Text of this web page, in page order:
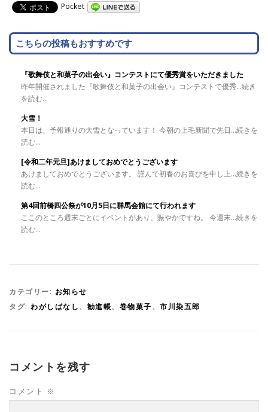
Pocket
こちらの投稿もおすすめです
『歌舞伎と和菓子の出会い』コンテストにて優秀賞をいただきました
昨年開催されました『歌舞伎と和菓子の出会い』コンテストで優秀...続き
を読む...
大雪！
本日は、予報通りの大雪となっています！ 今朝の上毛新聞で先日...続きを
読む...
[令和二年元旦]あけましておめでとうございます
あけましておめでとうございます。 謹んで初春のお喜びを申し上...続きを
読む...
第4回前橋四公祭が10月5日に群馬会館にて行われます
ここのところ週末ごとにイベントがあり、賑やかですね。 今週末...続きを
読む...
カテゴリー: お知らせ
タグ: わがしばなし、 勧進帳、 巻物菓子、 市川染五郎
コメントを残す
コメント ※